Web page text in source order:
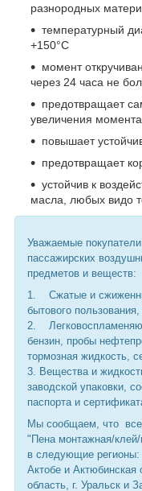
разнородных
температурный
+150°С
момент
через 24 часа не
предотвращает
увеличения момента
повышает
предотвращает
устойчив к
масла, любых видо
Уважаемые
пассажирских
предметов и веществ:
1. Сжатые и
бытового
2.
бензин, пробы
тормозная жидкость,
3. Вещества и
заводской упаковки,
паспорта и
Мы сообщаем, что все
"Пена монтажная/
в следующие регионы:
Актобе и Актюбинская
область, г. Уральск и